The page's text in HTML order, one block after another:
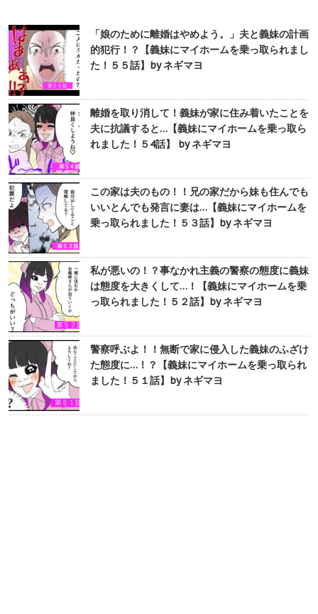
「娘のために離婚はやめよう。」夫と義妹の計画
的犯行！？【義妹にマイホームを乗っ取られまし
た！５５話】by ネギマヨ
離婚を取り消して！義妹が家に住み着いたことを
夫に抗議すると…【義妹にマイホームを乗っ取ら
れました！５4話】 by ネギマヨ
この家は夫のもの！！兄の家だから妹も住んでも
いいとんでも発言に妻は…【義妹にマイホームを
乗っ取られました！５３話】by ネギマヨ
私が悪いの！？事なかれ主義の警察の態度に義妹
は態度を大きくして…！【義妹にマイホームを乗
っ取られました！５２話】by ネギマヨ
警察呼ぶよ！！無断で家に侵入した義妹のふざけ
た態度に…！？【義妹にマイホームを乗っ取られ
ました！５１話】by ネギマヨ